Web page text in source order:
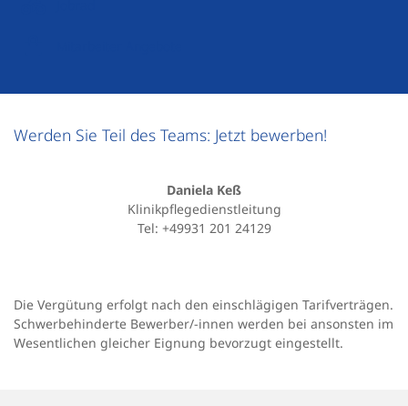
Werden Sie Teil des Teams: Jetzt bewerben!
Daniela Keß
Klinikpflegedienstleitung
Tel: +49931 201 24129
Die Vergütung erfolgt nach den einschlägigen Tarifverträgen.
Schwerbehinderte Bewerber/-innen werden bei ansonsten im
Wesentlichen gleicher Eignung bevorzugt eingestellt.